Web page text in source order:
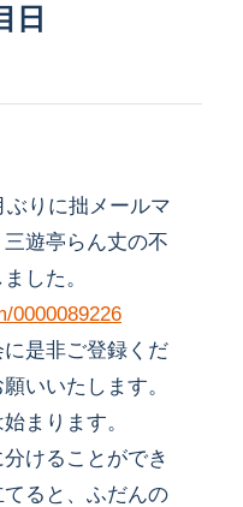
日
りに拙メールマ
遊亭らん丈の不
した。
0000089226
是非ご登録くだ
いいたします。
まります。
けることができ
ると、ふだんの